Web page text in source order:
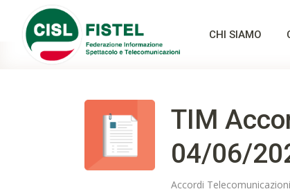
CHI SIAMO
TIM
04/06/
Accordi Telecomunicazioni